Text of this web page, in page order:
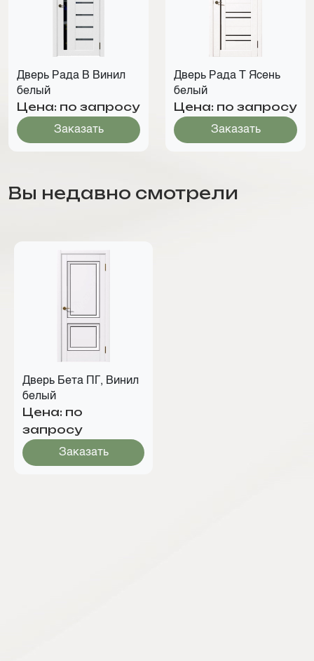
Дверь Рада В Винил
белый
Цена: по запросу
Заказать
Дверь Рада Т Ясень
белый
Цена: по запросу
Заказать
Вы недавно смотрели
Дверь Бета ПГ, Винил
белый
Цена: по
запросу
Заказать